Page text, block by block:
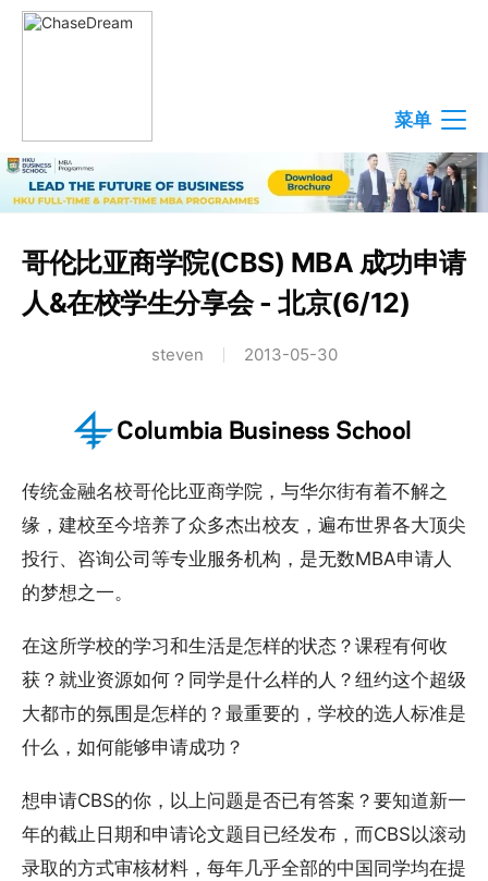
菜单
哥伦比亚商学院(CBS) MBA 成功申请
人&在校学生分享会 - 北京(6/12)
steven 2013-05-30
传统金融名校哥伦比亚商学院，与华尔街有着不解之
缘，建校至今培养了众多杰出校友，遍布世界各大顶尖
投行、咨询公司等专业服务机构，是无数MBA申请人
的梦想之一。
在这所学校的学习和生活是怎样的状态？课程有何收
获？就业资源如何？同学是什么样的人？纽约这个超级
大都市的氛围是怎样的？最重要的，学校的选人标准是
什么，如何能够申请成功？
想申请CBS的你，以上问题是否已有答案？要知道新一
年的截止日期和申请论文题目已经发布，而CBS以滚动
录取的方式审核材料，每年几乎全部的中国同学均在提